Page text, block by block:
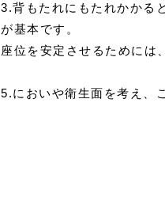
3.背もたれにもたれかかる
が基本です。
座位を安定させるためには
5.においや衛生面を考え、